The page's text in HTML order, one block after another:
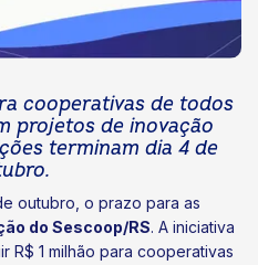
cooperativas de todos
projetos de inovação
terminam dia 4 de
outubro, o prazo para as
do Sescoop/RS. A iniciativa
R$ 1 milhão para cooperativas